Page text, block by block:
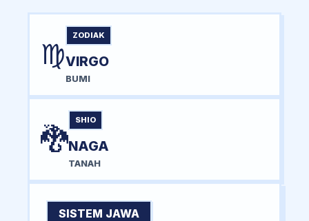
♍
ZODIAK
VIRGO
BUMI
🐉
SHIO
NAGA
TANAH
SISTEM JAWA